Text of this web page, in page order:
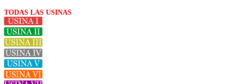
TODAS LAS USINAS